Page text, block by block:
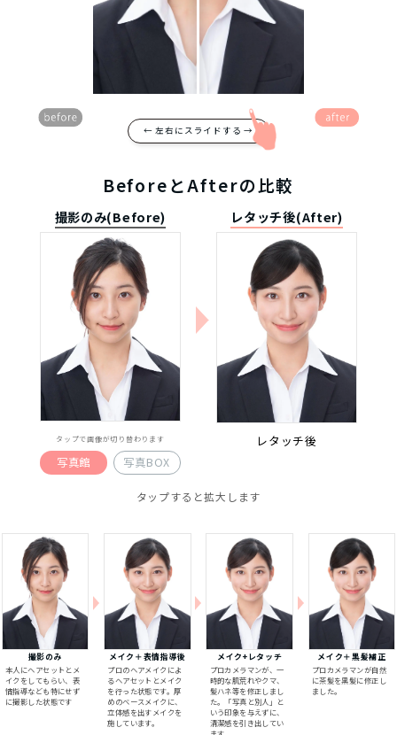
← 左右にスライドする →
BeforeとAfterの比較
撮影のみ(Before)
タップで画像が切り替わります
写真館 写真BOX
レタッチ後(After)
レタッチ後
タップすると拡大します
撮影のみ
本人にヘアセットとメ
イクをしてもらい、表
情指導なども特にせず
に撮影した状態です
メイク＋表情指導後
プロのヘアメイクによ
るヘアセットとメイク
を行った状態です。厚
めのベースメイクに、
立体感を出すメイクを
施しています。
メイク+レタッチ
プロカメラマンが、一
時的な肌荒れやクマ、
髪ハネ等を修正しまし
た。「写真と別人」と
いう印象を与えずに、
清潔感を引き出してい
メイク＋黒髪補正
プロカメラマンが自然
に茶髪を黒髪に修正し
ました。